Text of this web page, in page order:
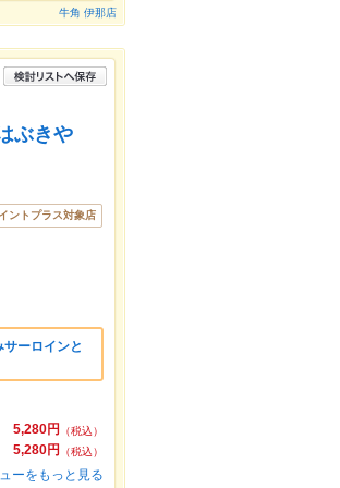
牛角 伊那店
ぶきや
ントプラス対象店
ーロインと
5,280円 （税込）
5,280円 （税込）
ーをもっと見る